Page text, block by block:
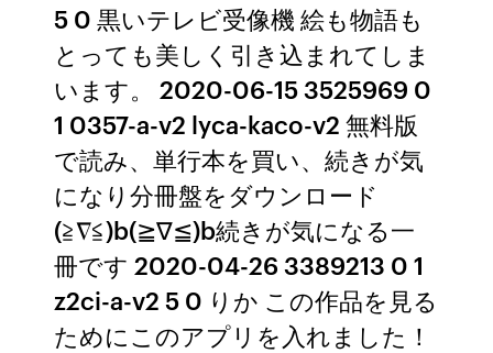
5 0 黒いテレビ受像機 絵も物語も
とっても美しく引き込まれてしま
います。 2020-06-15 3525969 0
1 0357-a-v2 lyca-kaco-v2 無料版
で読み、単行本を買い、続きが気
になり分冊盤をダウンロード
(≧∇≦)b(≧∇≦)b続きが気になる一
冊です 2020-04-26 3389213 0 1
z2ci-a-v2 5 0 りか この作品を見る
ためにこのアプリを入れました！